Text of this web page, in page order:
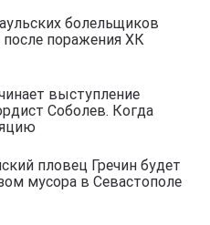
болельщиков
поражения ХК
выступление
Соболев. Когда
пловец Гречин будет
мусора в Севастополе